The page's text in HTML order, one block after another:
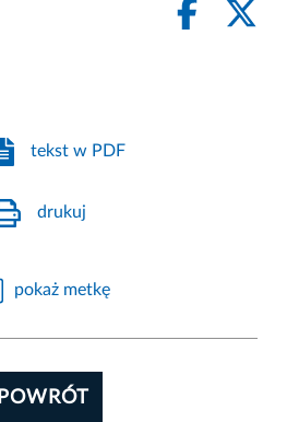
tekst w PDF
drukuj
pokaż metkę
POWRÓT